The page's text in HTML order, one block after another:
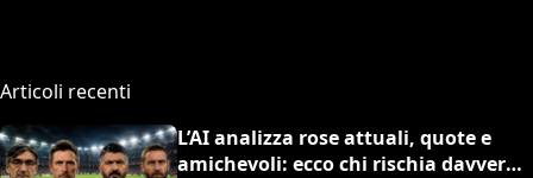
Articoli recenti
L’AI analizza rose attuali, quote e
amichevoli: ecco chi rischia davvero